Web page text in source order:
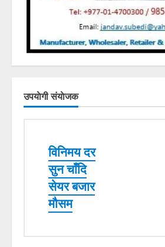
उपयाेगी संयाेजक
विनिमय दर
सुन चाँदि
सेयर बजार
मौसम